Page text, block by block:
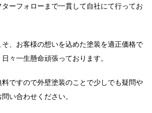
ーフォローまで一貫して自社にて行ってお
、お客様の想いを込めた塗装を適正価格で
々一生懸命頑張っております。
ですので外壁塗装のことで少しでも疑問や
い合わせください。